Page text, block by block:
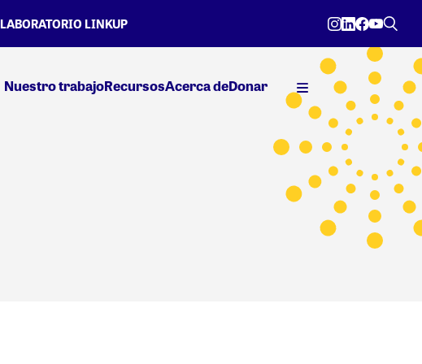
LABORATORIO LINKUP
Nuestro trabajoRecursosAcerca deDonar